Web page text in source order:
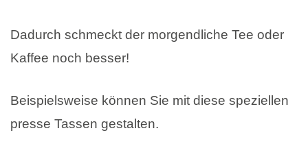
Dadurch schmeckt der morgendliche Tee oder
Kaffee noch besser!
Beispielsweise können Sie mit diese speziellen
presse Tassen gestalten.